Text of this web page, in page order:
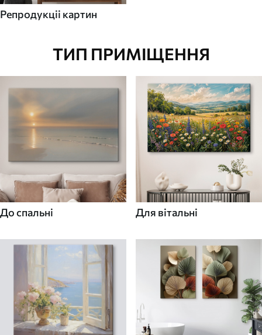
Репродукціі картин
ТИП ПРИМІЩЕННЯ
До спальні Для вітальні